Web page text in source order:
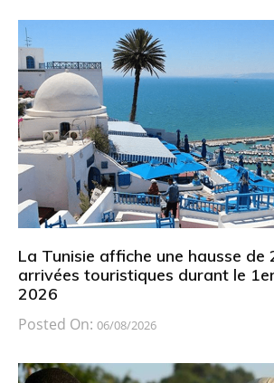
La Tunisie affiche une hausse de
arrivées touristiques durant le
2026
Posted On: 06/08/2026